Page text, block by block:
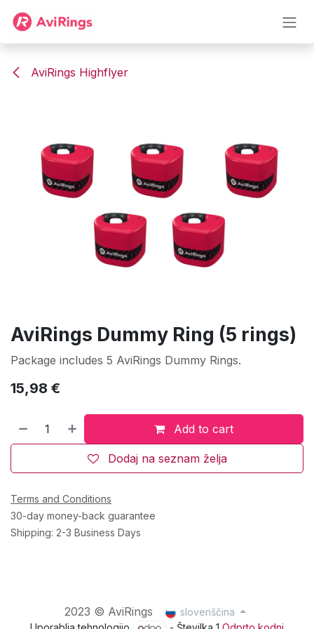
AviRings Highflyer
AviRings Dummy Ring (5 rings)
Package includes 5 AviRings Dummy Rings.
15,98 €
Add to cart
Dodaj na seznam želja
Terms and Conditions
30-day money-back guarantee
Shipping: 2-3 Business Days
2023 © AviRings
slovenščina